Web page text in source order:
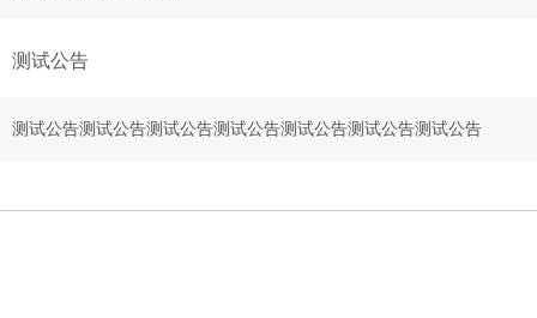
测试公告
测试公告测试公告测试公告测试公告测试公告测试公告测试公告